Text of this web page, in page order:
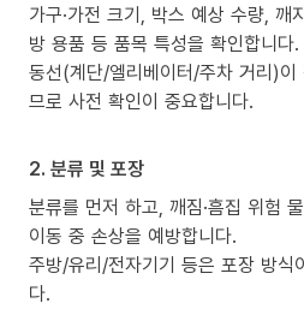
가구·가전 크기, 박스 예상 수량, 깨
방 용품 등 품목 특성을 확인합니다.
동선(계단/엘리베이터/주차 거리)
므로 사전 확인이 중요합니다.
2. 분류 및 포장
분류를 먼저 하고, 깨짐·흠집 위험
이동 중 손상을 예방합니다.
주방/유리/전자기기 등은 포장 방식
다.